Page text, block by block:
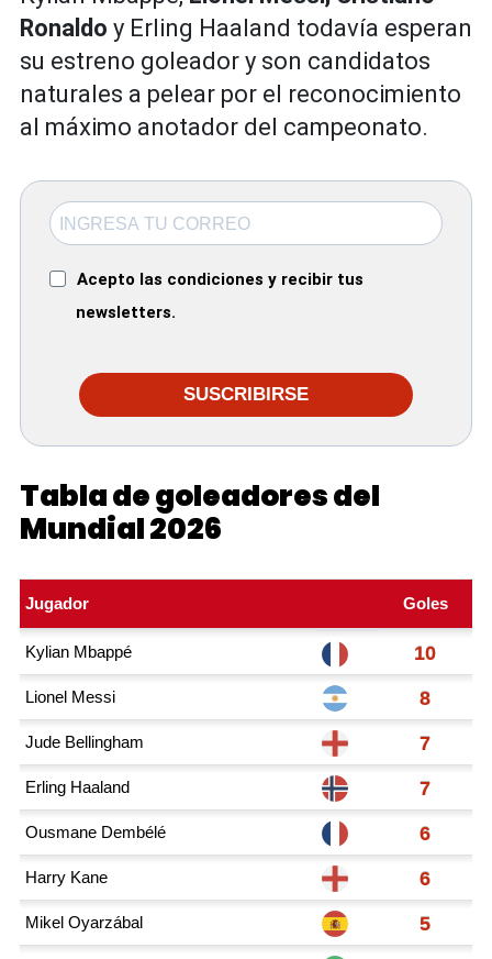
Ronaldo y Erling Haaland todavía esperan
su estreno goleador y son candidatos
naturales a pelear por el reconocimiento
al máximo anotador del campeonato.
Acepto las condiciones y recibir tus
newsletters.
SUSCRIBIRSE
Tabla de goleadores del
Mundial 2026